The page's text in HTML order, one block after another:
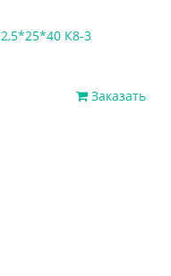
К8-3
Заказать